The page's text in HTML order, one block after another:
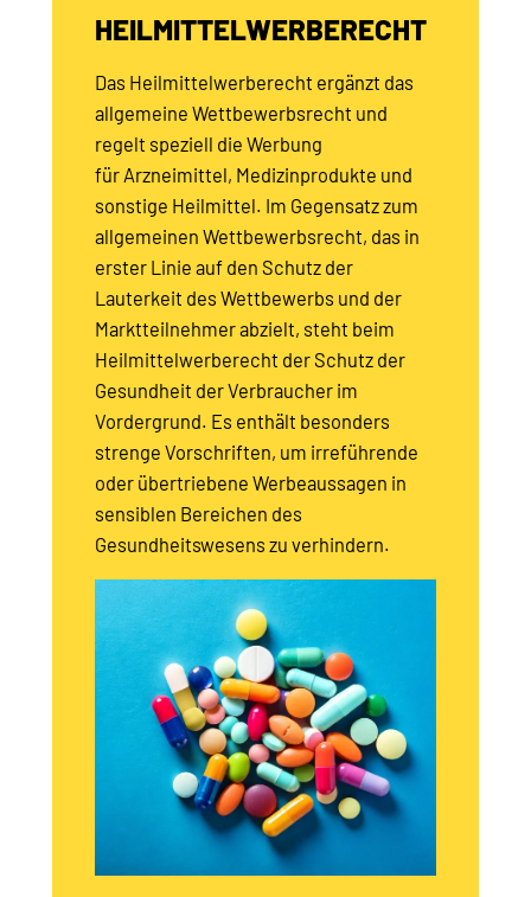
HEILMITTELWERBERECHT
Das Heilmittelwerberecht ergänzt das
allgemeine Wettbewerbsrecht und
regelt speziell die Werbung
für Arzneimittel, Medizinprodukte und
sonstige Heilmittel. Im Gegensatz zum
allgemeinen Wettbewerbsrecht, das in
erster Linie auf den Schutz der
Lauterkeit des Wettbewerbs und der
Marktteilnehmer abzielt, steht beim
Heilmittelwerberecht der Schutz der
Gesundheit der Verbraucher im
Vordergrund. Es enthält besonders
strenge Vorschriften, um irreführende
oder übertriebene Werbeaussagen in
sensiblen Bereichen des
Gesundheitswesens zu verhindern.